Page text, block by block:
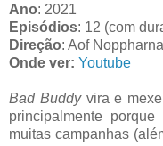
Ano: 2021
Episódios: 12 (com
Direção: Aof
Onde ver: Youtube
Bad Buddyvira e
principalmente
muitas campanhas